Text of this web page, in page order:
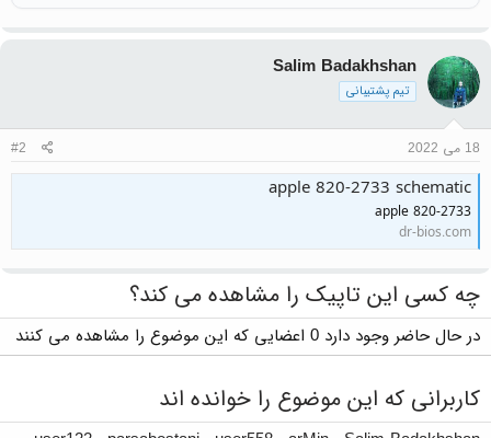
Salim Badakhshan
تیم پشتیبانی
18 می 2022 #2
apple 820-2733 schematic
apple 820-2733
dr-bios.com
چه کسی این تاپیک را مشاهده می کند؟
در حال حاضر وجود دارد 0 اعضایی که این موضوع را مشاهده می کنند
کاربرانی که این موضوع را خوانده اند